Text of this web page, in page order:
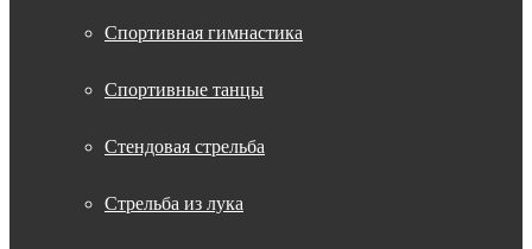
Спортивная гимнастика
Спортивные танцы
Стендовая стрельба
Стрельба из лука